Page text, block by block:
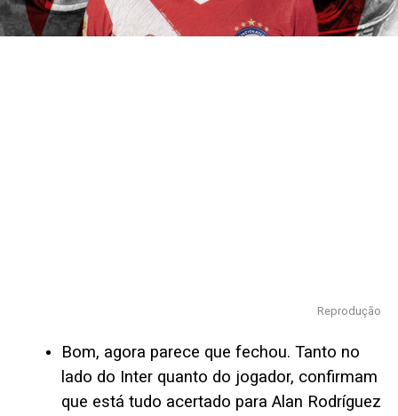
Reprodução
Bom, agora parece que fechou. Tanto no
lado do Inter quanto do jogador, confirmam
que está tudo acertado para Alan Rodríguez